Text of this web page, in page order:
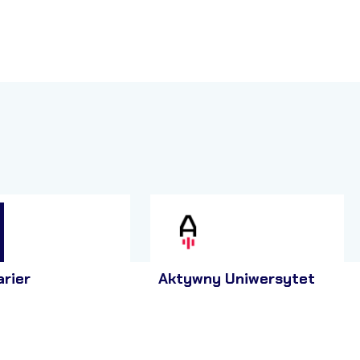
Aktywny Uniwersytet